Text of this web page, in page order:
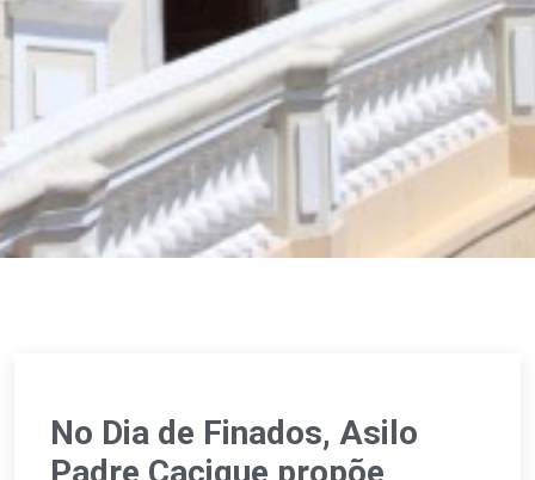
No Dia de Finados, Asilo
Padre Cacique propõe